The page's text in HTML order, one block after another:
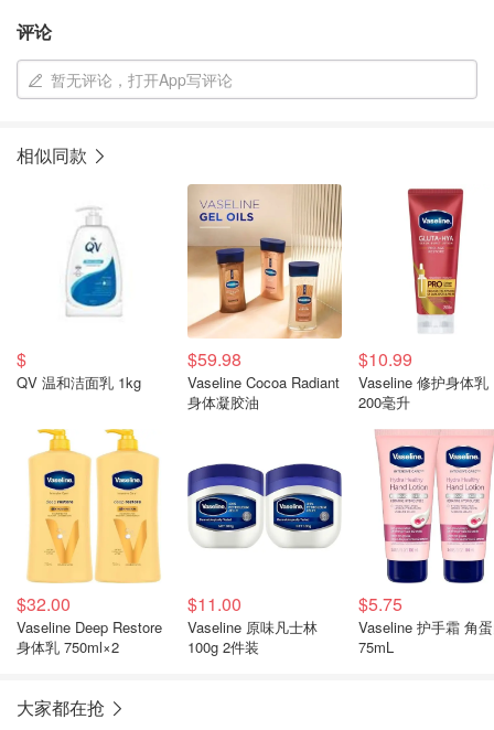
评论
暂无评论，打开App写评论
相似同款
$
QV 温和洁面乳 1kg
$59.98
Vaseline Cocoa Radiant
身体凝胶油
$10.99
Vaseline 修护身体乳
200毫升
$32.00
Vaseline Deep Restore
身体乳 750ml×2
$11.00
Vaseline 原味凡士林
100g 2件装
$5.75
Vaseline 护手霜 角
75mL
大家都在抢